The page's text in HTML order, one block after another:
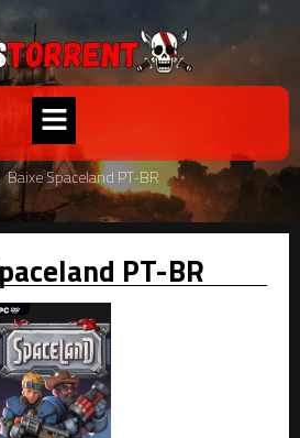
Baixe Spaceland PT-BR
PT-BR